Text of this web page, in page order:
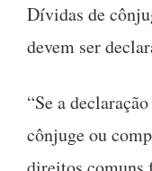
Dívidas de
devem ser
“Se a
cônjuge ou